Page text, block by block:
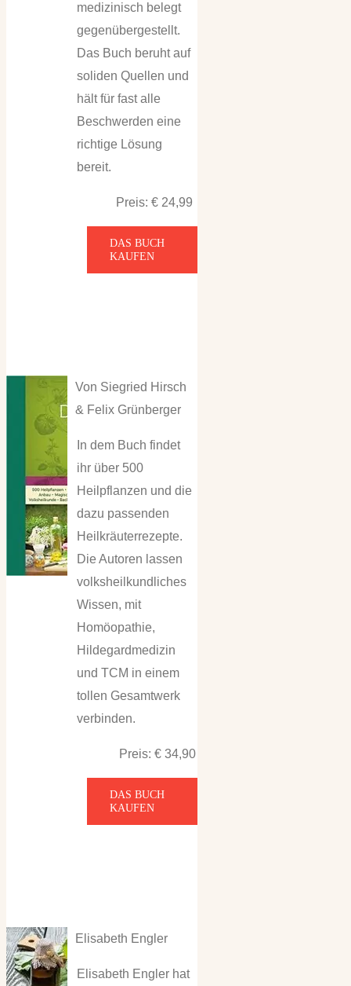
medizinisch belegt
gegenübergestellt.
Das Buch beruht auf
soliden Quellen und
hält für fast alle
Beschwerden eine
richtige Lösung
bereit.
Preis: € 24,99
DAS BUCH
KAUFEN
Von Siegried Hirsch
& Felix Grünberger
In dem Buch findet
ihr über 500
Heilpflanzen und die
dazu passenden
Heilkräuterrezepte.
Die Autoren lassen
volksheilkundliches
Wissen, mit
Homöopathie,
Hildegardmedizin
und TCM in einem
tollen Gesamtwerk
verbinden.
Preis: € 34,90
DAS BUCH
KAUFEN
Elisabeth Engler
Elisabeth Engler hat